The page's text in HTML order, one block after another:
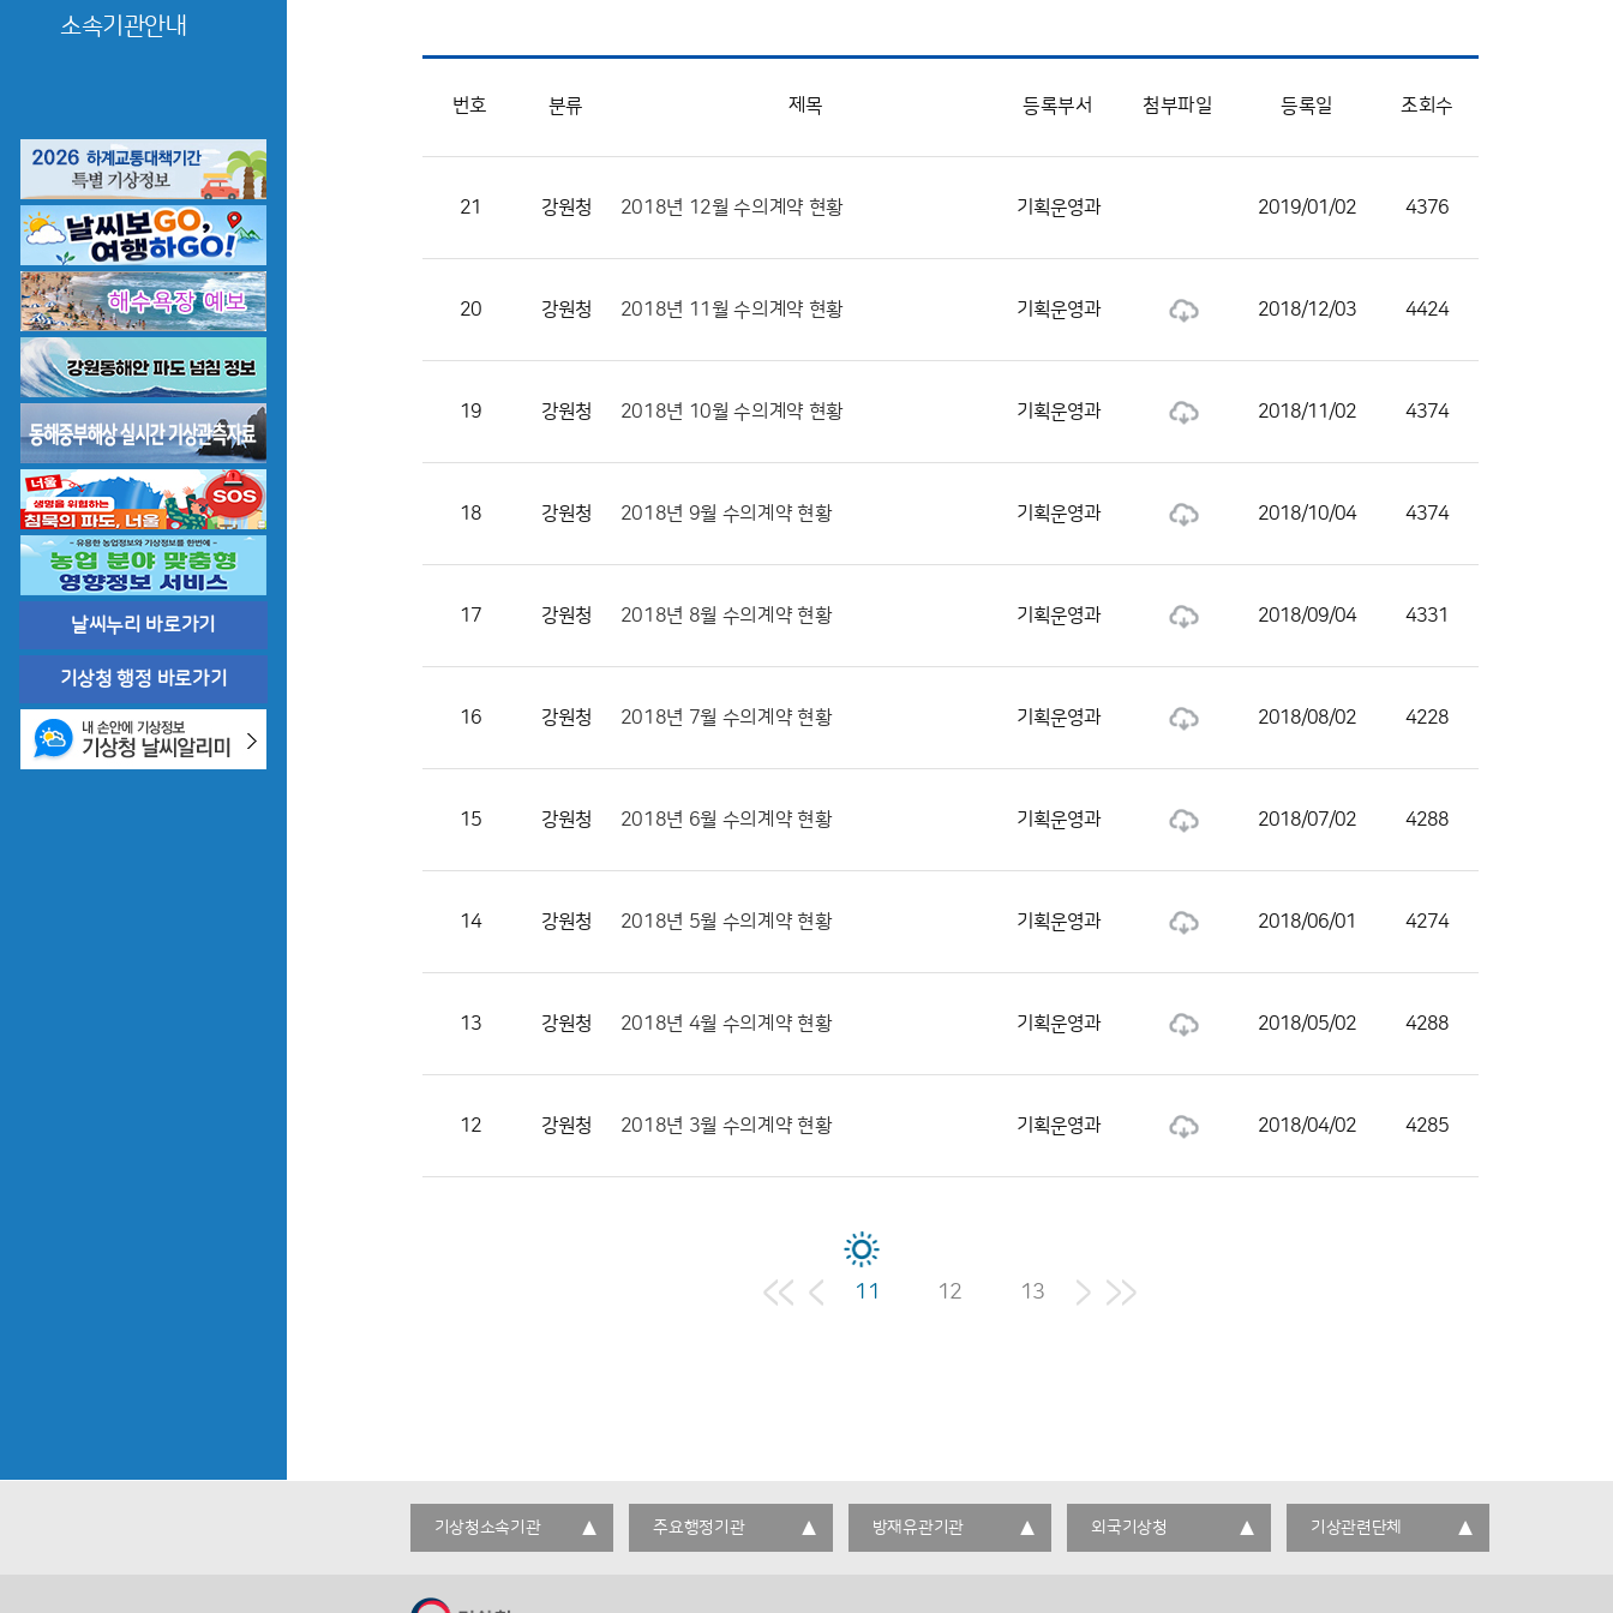
공지사항
소속기관안내
날씨누리 바로가기
기상청 행정 바로가기
번호 분류 제목 등록부서 첨부파일 등록일 조회수
21 강원청 2018년 12월 수의계약 현황 기획운영과 2019/01/02 4376
20 강원청 2018년 11월 수의계약 현황 기획운영과 2018/12/03 4424
19 강원청 2018년 10월 수의계약 현황 기획운영과 2018/11/02 4374
18 강원청 2018년 9월 수의계약 현황 기획운영과 2018/10/04 4374
17 강원청 2018년 8월 수의계약 현황 기획운영과 2018/09/04 4331
16 강원청 2018년 7월 수의계약 현황 기획운영과 2018/08/02 4228
15 강원청 2018년 6월 수의계약 현황 기획운영과 2018/07/02 4288
14 강원청 2018년 5월 수의계약 현황 기획운영과 2018/06/01 4274
13 강원청 2018년 4월 수의계약 현황 기획운영과 2018/05/02 4288
12 강원청 2018년 3월 수의계약 현황 기획운영과 2018/04/02 4285
11 12 13
기상청소속기관 주요행정기관 방재유관기관 외국기상청 기상관련단체